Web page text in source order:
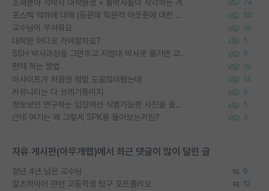
소재분야 석박사 대학원생 + 물박사들이 착각하는 거 74
포스텍 억까에 대해 (동문의 학문적 아웃풋에 대한 반박) 50
교수님이 무서워요 16
대학원 어디로 가야할까요? 5
SSH 박사과정을 그만두고 지방대 박사로 옮기면 교수의 꿈은 끝일까요? 9
편애 하는 방법 15
이사이트가 처음엔 정말 도움많이됐는데 14
커뮤니티는 다 쓰레기통이지 6
정보보안 연구하는 입장에선 식별가능한 사진을 올리는건 비추이긴함 5
근데 여기는 왜 그렇게 SPK를 물어보는거임? 3
자유 게시판(아무개랩)에서 최근 댓글이 많이 달린 글
정년 4년 남은 교수님 9
알츠하이머 관련 고등학생 탐구 포트폴리오 12